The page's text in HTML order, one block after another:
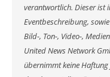
verantwortlich. Dieser ist
Eventbeschreibung,
Bild-, Ton-, Video-,
United News Network
übernimmt keine